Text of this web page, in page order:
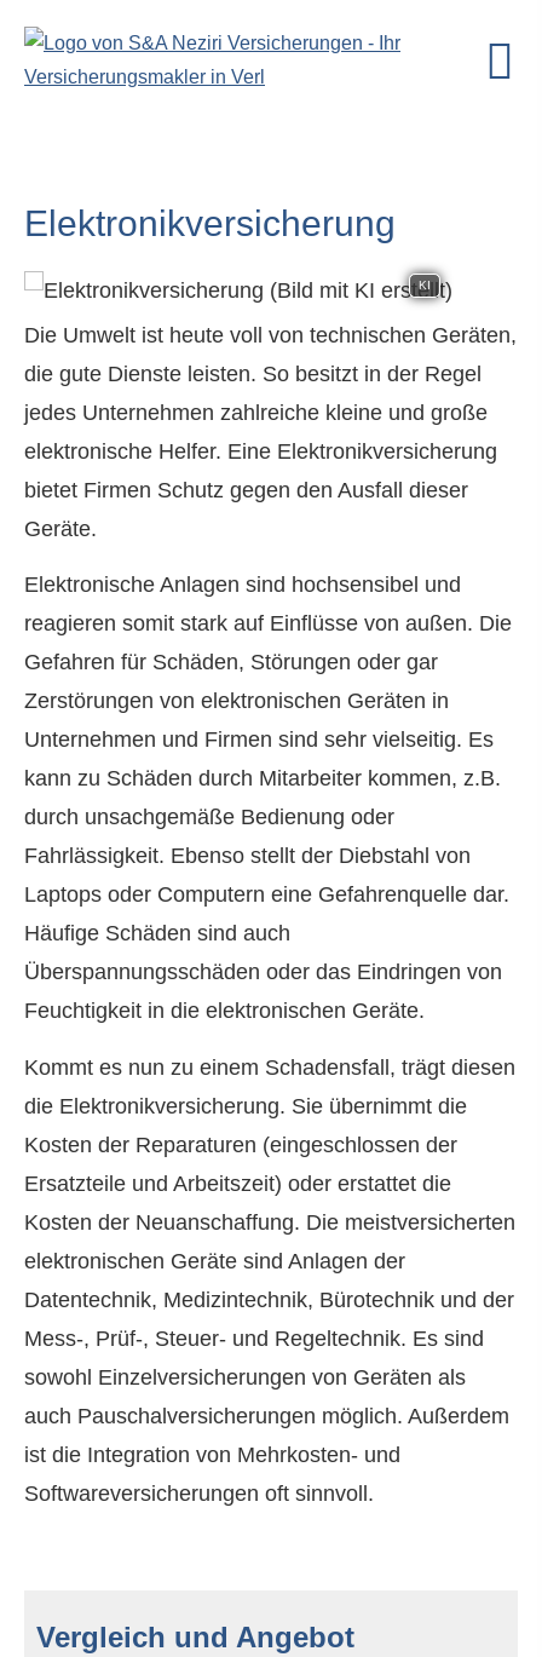
Elektronikversicherung
KI
Die Umwelt ist heute voll von technischen Geräten,
die gute Dienste leisten. So besitzt in der Regel
jedes Unternehmen zahlreiche kleine und große
elektronische Helfer. Eine Elektronikversicherung
bietet Firmen Schutz gegen den Ausfall dieser
Geräte.
Elektronische Anlagen sind hochsensibel und
reagieren somit stark auf Einflüsse von außen. Die
Gefahren für Schäden, Störungen oder gar
Zerstörungen von elektronischen Geräten in
Unternehmen und Firmen sind sehr vielseitig. Es
kann zu Schäden durch Mitarbeiter kommen, z.B.
durch unsachgemäße Bedienung oder
Fahrlässigkeit. Ebenso stellt der Diebstahl von
Laptops oder Computern eine Gefahrenquelle dar.
Häufige Schäden sind auch
Überspannungsschäden oder das Eindringen von
Feuchtigkeit in die elektronischen Geräte.
Kommt es nun zu einem Schadensfall, trägt diesen
die Elektronikversicherung. Sie übernimmt die
Kosten der Reparaturen (eingeschlossen der
Ersatzteile und Arbeitszeit) oder erstattet die
Kosten der Neuanschaffung. Die meistversicherten
elektronischen Geräte sind Anlagen der
Datentechnik, Medizintechnik, Bürotechnik und der
Mess-, Prüf-, Steuer- und Regeltechnik. Es sind
sowohl Einzelversicherungen von Geräten als
auch Pauschalversicherungen möglich. Außerdem
ist die Integration von Mehrkosten- und
Softwareversicherungen oft sinnvoll.
Vergleich und Angebot